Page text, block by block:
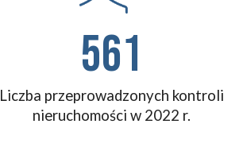
561
Liczba przeprowadzonych kontroli
nieruchomości w 2022 r.